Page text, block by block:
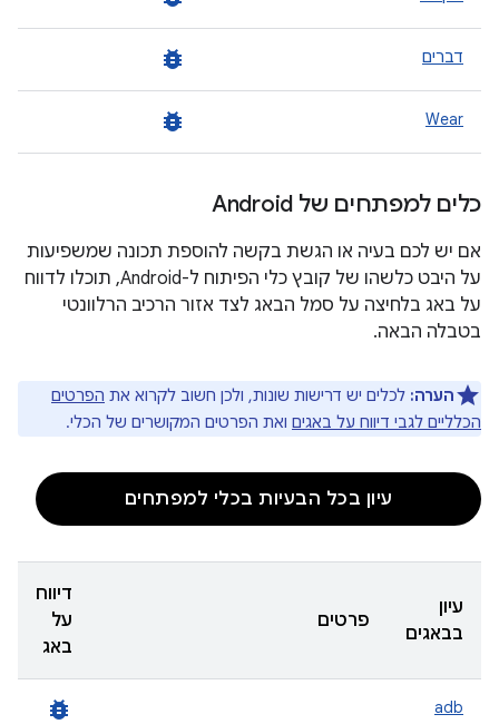
דברים bug_report
Wear
bug_report
כלים למפתחים של Android
אם יש לכם בעיה או הגשת בקשה להוספת תכונה שמשפיעות
על היבט כלשהו של קובץ כלי הפיתוח ל-Android, תוכלו לדווח
על באג בלחיצה על סמל הבאג לצד אזור הרכיב הרלוונטי
בטבלה הבאה.
הערה: לכלים יש דרישות שונות, ולכן חשוב לקרוא את הפרטים
הכלליים לגבי דיווח על באגים ואת הפרטים המקושרים של הכלי.
עיון בכל הבעיות בכלי למפתחים
עיון
בבאגים
פרטים
דיווח
על
באג
adb
bug_report